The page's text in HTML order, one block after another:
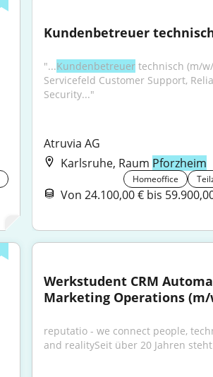
Kundenbetreuer
"...Kundenbetreuer technisch (m/
Servicefeld Customer Support,
Security..."
Atruvia AG
Karlsruhe, Raum Pforzheim
Homeoffice
Von 24.100,00 € bis
Werkstudent CRM
Marketing Operations
reputatio - we connect people,
and realitySeit über 20 Jahren